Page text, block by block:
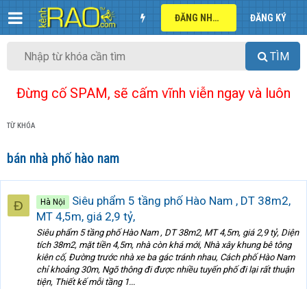
ĐĂNG NHẬP ĐĂNG KÝ
TÌM
Đừng cố SPAM, sẽ cấm vĩnh viễn ngay và luôn
TỪ KHÓA
bán nhà phố hào nam
Đ Hà Nội
Siêu phẩm 5 tầng phố Hào Nam , DT 38m2,
MT 4,5m, giá 2,9 tỷ,
Siêu phẩm 5 tầng phố Hào Nam , DT 38m2, MT 4,5m, giá 2,9 tỷ, Diện
tích 38m2, mặt tiền 4,5m, nhà còn khá mới, Nhà xây khung bê tông
kiên cố, Đường trước nhà xe ba gác tránh nhau, Cách phố Hào Nam
chỉ khoảng 30m, Ngõ thông đi được nhiều tuyến phố đi lại rất thuận
tiện, Thiết kế mỗi tầng 1...